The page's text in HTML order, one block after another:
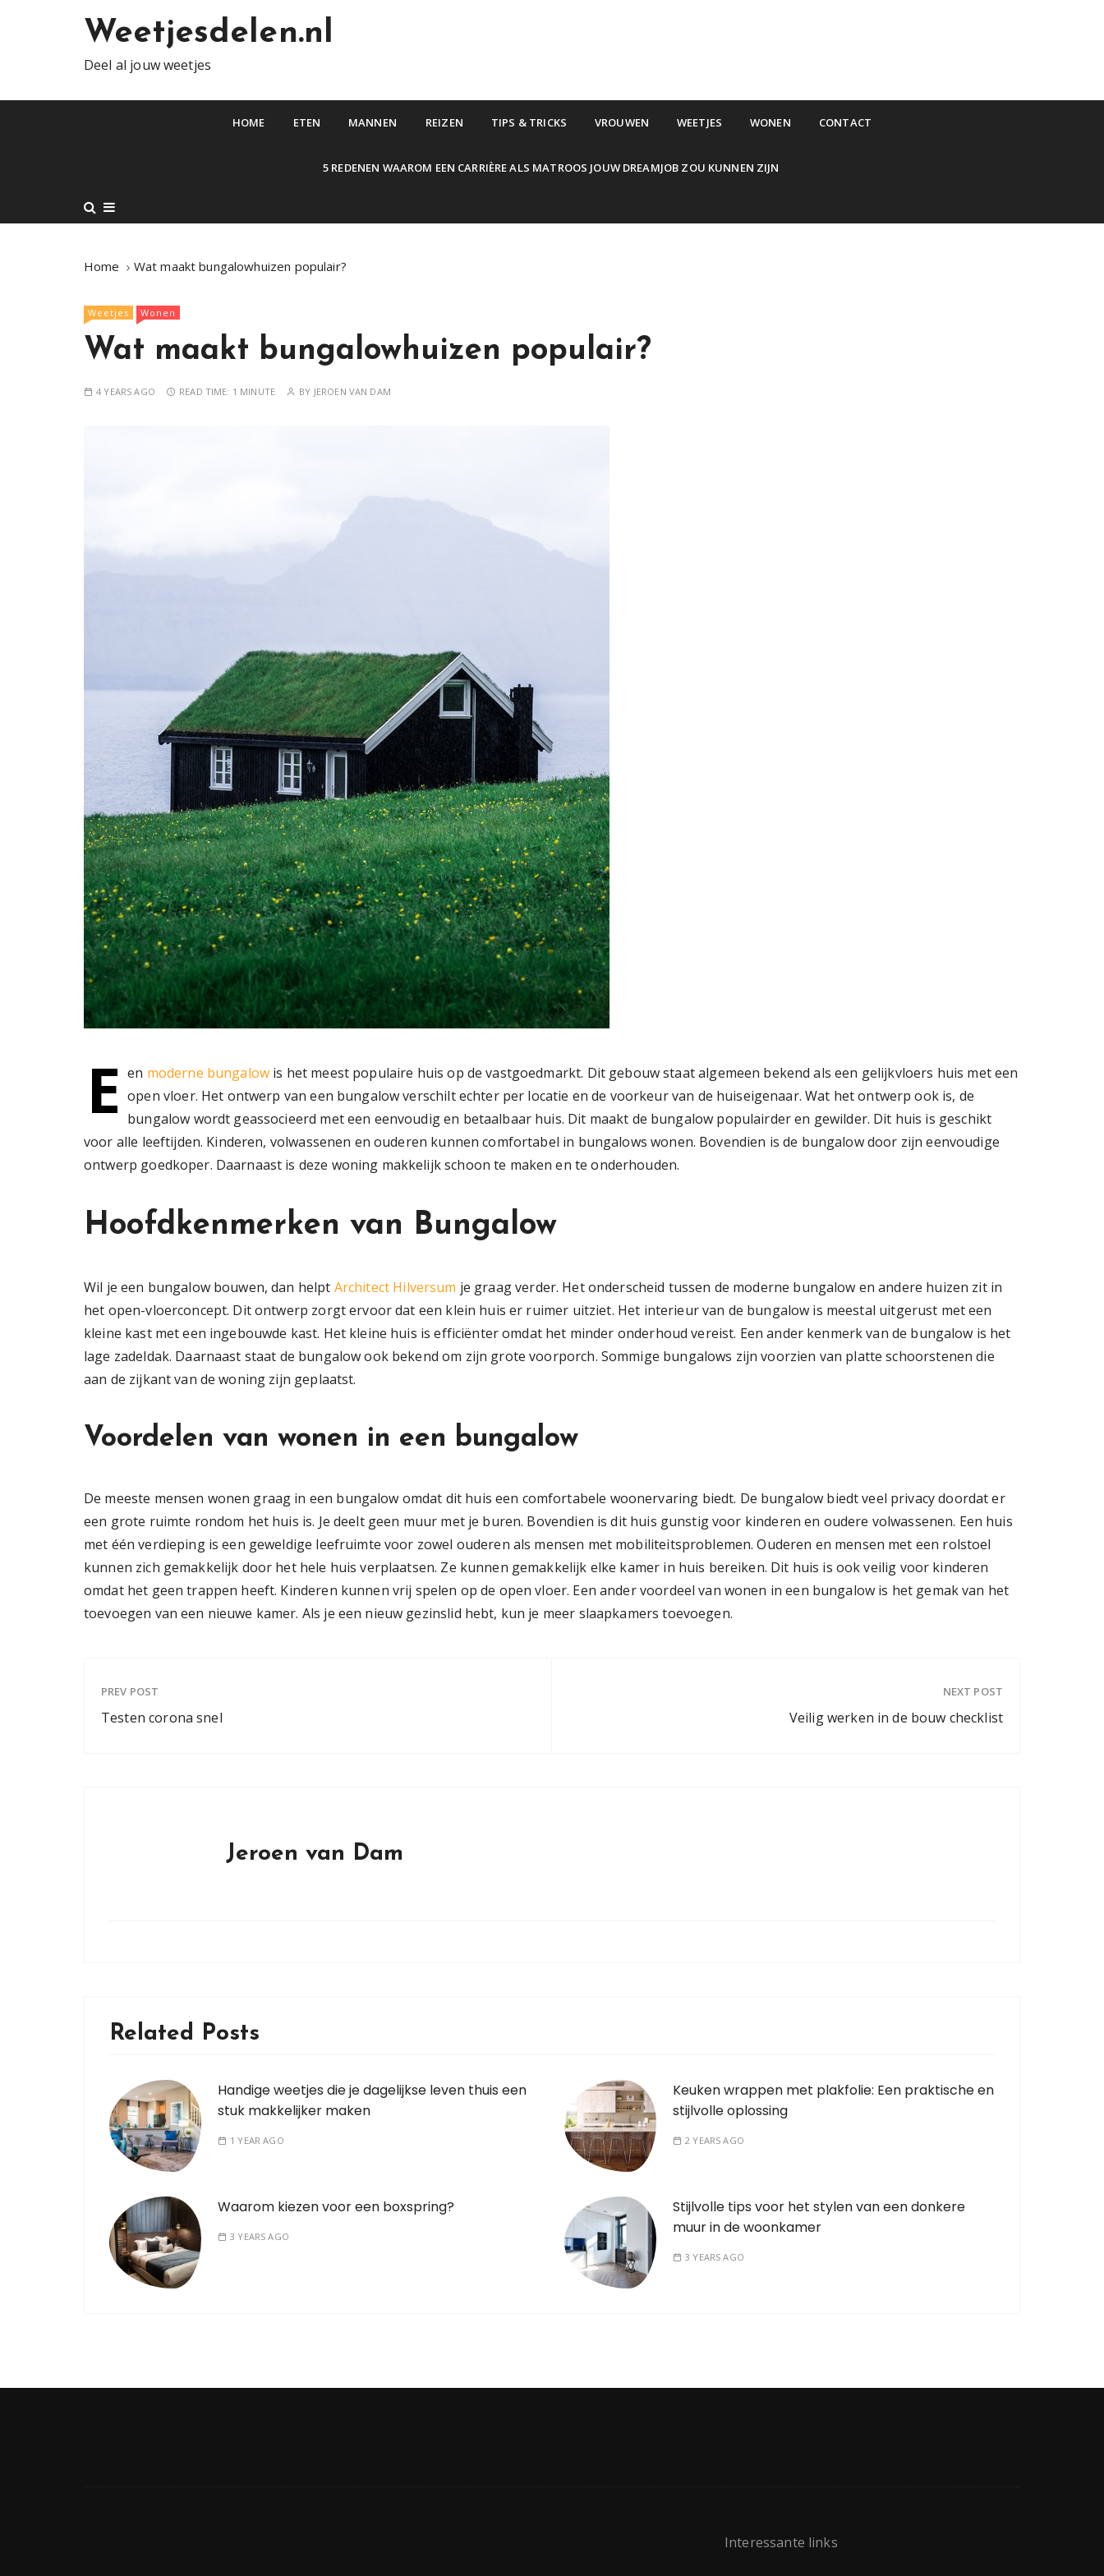
Weetjesdelen.nl
Deel al jouw weetjes
HOME ETEN MANNEN REIZEN TIPS & TRICKS VROUWEN WEETJES WONEN CONTACT
5 REDENEN WAAROM EEN CARRIÈRE ALS MATROOS JOUW DREAMJOB ZOU KUNNEN ZIJN
Home Wat maakt bungalowhuizen populair?
Weetjes Wonen
Wat maakt bungalowhuizen populair?
4 YEARS AGO READ TIME: 1 MINUTE BY JEROEN VAN DAM
E en moderne bungalow is het meest populaire huis op de vastgoedmarkt. Dit gebouw staat algemeen bekend als een gelijkvloers huis met een
open vloer. Het ontwerp van een bungalow verschilt echter per locatie en de voorkeur van de huiseigenaar. Wat het ontwerp ook is, de
bungalow wordt geassocieerd met een eenvoudig en betaalbaar huis. Dit maakt de bungalow populairder en gewilder. Dit huis is geschikt
voor alle leeftijden. Kinderen, volwassenen en ouderen kunnen comfortabel in bungalows wonen. Bovendien is de bungalow door zijn eenvoudige
ontwerp goedkoper. Daarnaast is deze woning makkelijk schoon te maken en te onderhouden.
Hoofdkenmerken van Bungalow
Wil je een bungalow bouwen, dan helpt Architect Hilversum je graag verder. Het onderscheid tussen de moderne bungalow en andere huizen zit in
het open-vloerconcept. Dit ontwerp zorgt ervoor dat een klein huis er ruimer uitziet. Het interieur van de bungalow is meestal uitgerust met een
kleine kast met een ingebouwde kast. Het kleine huis is efficiënter omdat het minder onderhoud vereist. Een ander kenmerk van de bungalow is het
lage zadeldak. Daarnaast staat de bungalow ook bekend om zijn grote voorporch. Sommige bungalows zijn voorzien van platte schoorstenen die
aan de zijkant van de woning zijn geplaatst.
Voordelen van wonen in een bungalow
De meeste mensen wonen graag in een bungalow omdat dit huis een comfortabele woonervaring biedt. De bungalow biedt veel privacy doordat er
een grote ruimte rondom het huis is. Je deelt geen muur met je buren. Bovendien is dit huis gunstig voor kinderen en oudere volwassenen. Een huis
met één verdieping is een geweldige leefruimte voor zowel ouderen als mensen met mobiliteitsproblemen. Ouderen en mensen met een rolstoel
kunnen zich gemakkelijk door het hele huis verplaatsen. Ze kunnen gemakkelijk elke kamer in huis bereiken. Dit huis is ook veilig voor kinderen
omdat het geen trappen heeft. Kinderen kunnen vrij spelen op de open vloer. Een ander voordeel van wonen in een bungalow is het gemak van het
toevoegen van een nieuwe kamer. Als je een nieuw gezinslid hebt, kun je meer slaapkamers toevoegen.
PREV POST
Testen corona snel
NEXT POST
Veilig werken in de bouw checklist
Jeroen van Dam
Related Posts
Handige weetjes die je dagelijkse leven thuis een
stuk makkelijker maken
1 YEAR AGO
Keuken wrappen met plakfolie: Een praktische en
stijlvolle oplossing
2 YEARS AGO
Waarom kiezen voor een boxspring?
3 YEARS AGO
Stijlvolle tips voor het stylen van een donkere
muur in de woonkamer
3 YEARS AGO
Interessante links